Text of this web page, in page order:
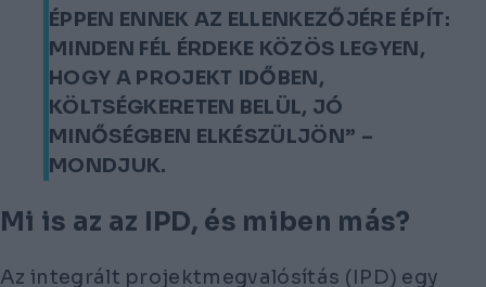
ÉPPEN ENNEK AZ ELLENKEZŐJÉRE ÉPÍT:
MINDEN FÉL ÉRDEKE KÖZÖS LEGYEN,
HOGY A PROJEKT IDŐBEN,
KÖLTSÉGKERETEN BELÜL, JÓ
MINŐSÉGBEN ELKÉSZÜLJÖN” –
MONDJUK.
Mi is az az IPD, és miben más?
Az integrált projektmegvalósítás (IPD) egy